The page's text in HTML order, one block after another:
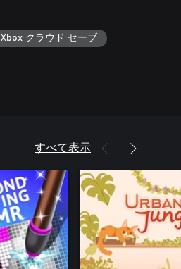
Xbox クラウド セーブ
すべて表示